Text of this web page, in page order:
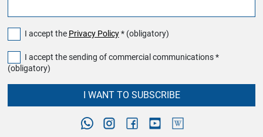
I accept the Privacy Policy* (obligatory)
I accept the sending of commercial communications *
(obligatory)
I WANT TO SUBSCRIBE